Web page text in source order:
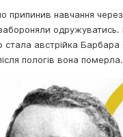
припинив навчання
одружуватись.
австрійка
пологів вона померла.